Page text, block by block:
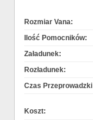
Rozmiar Vana:
Ilość Pomocników:
Załadunek:
Rozładunek:
Czas Przeprowadzki
Koszt: